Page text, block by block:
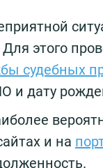
Для этого
судебных
и дату
и на